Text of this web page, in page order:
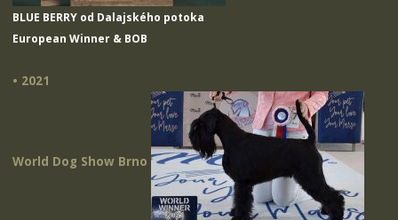
BLUE BERRY od Dalajského potoka
European Winner & BOB
• 2021
World Dog Show Brno